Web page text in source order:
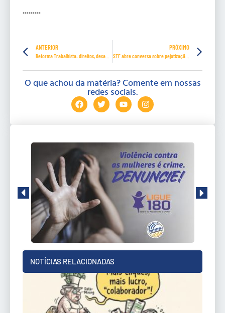
………
ANTERIOR PRÓXIMO
STF abre conversa sobre pejotização em 10/9. Inscrições até 20/8
O que achou da matéria? Comente em nossas
redes sociais.
NOTÍCIAS RELACIONADAS